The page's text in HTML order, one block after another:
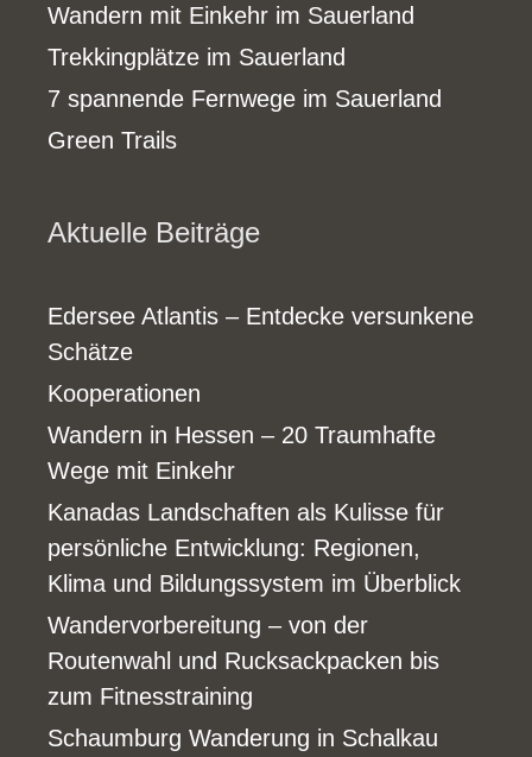
Wandern mit Einkehr im Sauerland
Trekkingplätze im Sauerland
7 spannende Fernwege im Sauerland
Green Trails
Aktuelle Beiträge
Edersee Atlantis – Entdecke versunkene
Schätze
Kooperationen
Wandern in Hessen – 20 Traumhafte
Wege mit Einkehr
Kanadas Landschaften als Kulisse für
persönliche Entwicklung: Regionen,
Klima und Bildungssystem im Überblick
Wandervorbereitung – von der
Routenwahl und Rucksackpacken bis
zum Fitnesstraining
Schaumburg Wanderung in Schalkau